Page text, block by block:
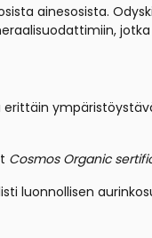
ainesosista.
Cosmos Organic
luonnollisen